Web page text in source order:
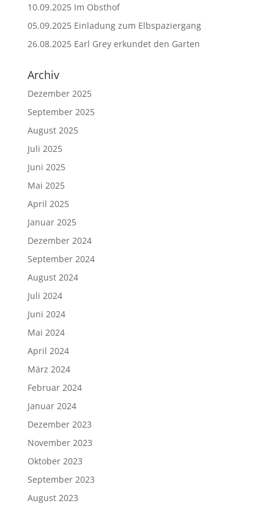
10.09.2025 Im Obsthof
05.09.2025 Einladung zum Elbspaziergang
26.08.2025 Earl Grey erkundet den Garten
Archiv
Dezember 2025
September 2025
August 2025
Juli 2025
Juni 2025
Mai 2025
April 2025
Januar 2025
Dezember 2024
September 2024
August 2024
Juli 2024
Juni 2024
Mai 2024
April 2024
März 2024
Februar 2024
Januar 2024
Dezember 2023
November 2023
Oktober 2023
September 2023
August 2023